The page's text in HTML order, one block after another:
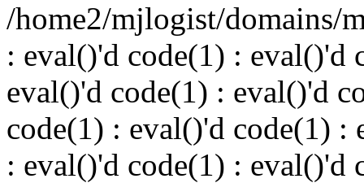
/home2/mjlogist/domains/
: eval()'d code(1) : eval()'d
eval()'d code(1) : eval()'d
code(1) : eval()'d code(1) :
: eval()'d code(1) : eval()'d